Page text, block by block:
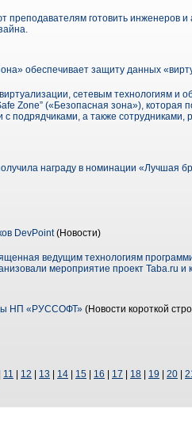
готовить инженеров
обеспечивает защиту данных
сетевым технологиям и
Zone” («Безопасная зона»), которая
с подрядчиками, а также
награду в номинации «Лучшая
DevPoint(Новости)
ведущим технологиям
мероприятие проект Taba.ru
НП «РУССОФТ» (Новости короткой
11 12 13 14 15 16 17 18 19 20